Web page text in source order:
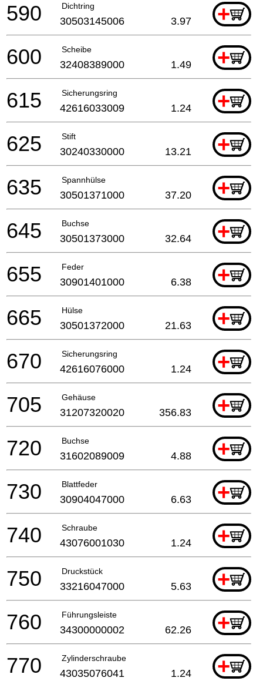
Dichtring +
590 30503145006 3.97
Scheibe +
600 32408389000 1.49
Sicherungsring +
615 42616033009 1.24
Stift +
625 30240330000 13.21
Spannhülse +
635 30501371000 37.20
Buchse +
645 30501373000 32.64
Feder +
655 30901401000 6.38
Hülse +
665 30501372000 21.63
Sicherungsring +
670 42616076000 1.24
Gehäuse +
705 31207320020 356.83
Buchse +
720 31602089009 4.88
Blattfeder +
730 30904047000 6.63
Schraube +
740 43076001030 1.24
Druckstück +
750 33216047000 5.63
Führungsleiste +
760 34300000002 62.26
Zylinderschraube +
770 43035076041 1.24